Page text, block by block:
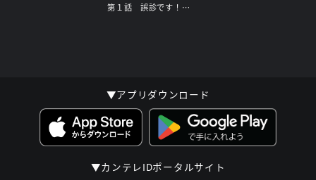
第１話 誤診です！謎の女性が天才的診断で命を救う医療ミステリー開幕【字】
▼アプリダウンロード
▼カンテレIDポータルサイト